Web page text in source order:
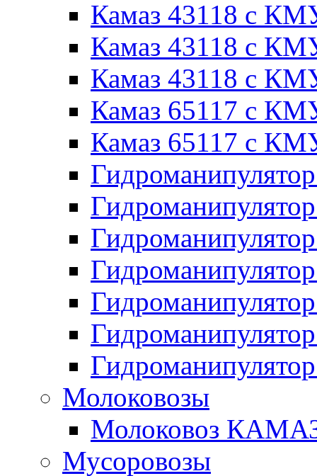
Камаз 43118 с
Камаз 43118 с
Камаз 43118 с
Камаз 65117 с
Камаз 65117 с
Молоковозы
Молоковоз
Мусоровозы